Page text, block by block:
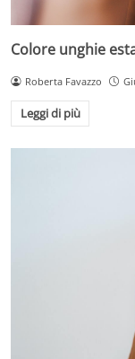
Colore unghie
Roberta Favazzo
Leggi di più